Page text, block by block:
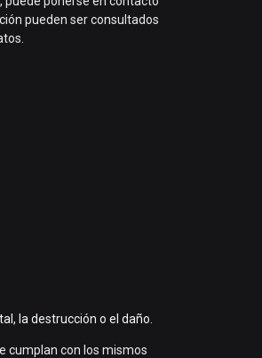
pueden ser consultados
la destrucción o el daño.
cumplan con los mismos